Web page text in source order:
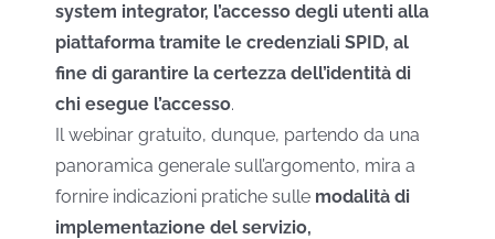
system integrator, l’accesso degli utenti alla
piattaforma tramite le credenziali SPID, al
fine di garantire la certezza dell’identità di
chi esegue l’accesso.
Il webinar gratuito, dunque, partendo da una
panoramica generale sull’argomento, mira a
fornire indicazioni pratiche sulle modalità di
implementazione del servizio,